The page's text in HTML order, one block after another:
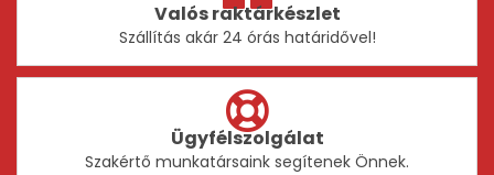
Valós raktárkészlet
Szállítás akár 24 órás határidővel!
Ügyfélszolgálat
Szakértő munkatársaink segítenek Önnek.